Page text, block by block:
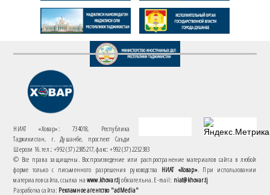
НИАТ «Ховар»: 734018, Республика
Таджикистан, г. Душанбе, проспект Саъди
Шерози 16. тел.: +992 (37) 2385217, факс: +992 (37) 2232383
© Все права защищены. Воспроизведение или распространение материалов сайта в любой
форме только с письменного разрешения руководства НИАТ «Ховар». При использовании
материалов сайта, ссылка наwww.khovar.tjобязательна. E-mail: niat@khovar.tj
Разработка сайта: Рекламное агентство "adMedia"